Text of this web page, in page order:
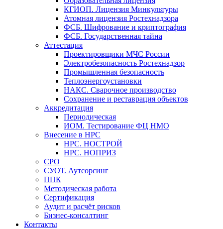
КГИОП. Лицензия Минкультуры
Атомная лицензия Ростехнадзора
ФСБ. Шифрование и криптография
ФСБ. Государственная тайна
Аттестация
Проектировщики МЧС России
Электробезопасность Ростехнадзор
Промышленная безопасность
Теплоэнергоустановки
НАКС. Сварочное производство
Сохранение и реставрация объектов
Аккредитация
Периодическая
ИОМ. Тестирование ФЦ НМО
Внесение в НРС
НРС. НОСТРОЙ
НРС. НОПРИЗ
СРО
СУОТ. Аутсорсинг
ППК
Методическая работа
Сертификация
Аудит и расчёт рисков
Бизнес-консалтинг
Контакты